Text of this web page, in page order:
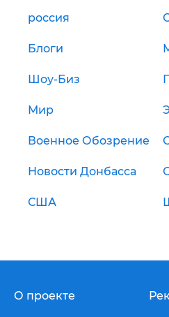
россия
Блоги
Шоу-Биз
Мир
Военное Обозрение
Новости Донбасса
США
О проекте